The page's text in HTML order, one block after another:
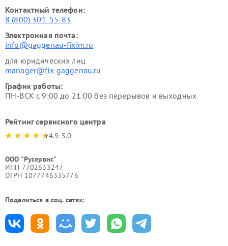
Контактный телефон:
8 (800) 301-55-83
Электронная почта:
info@gaggenau-fixim.ru
для юридических лиц
manager@fix-gaggenau.ru
График работы:
ПН-ВСК с 9:00 до 21:00 без перерывов и выходных
Рейтинг сервисного центра
4.9-5.0
ООО "Русервис"
ИНН 7702633247
ОГРН 1077746335776
Поделиться в соц. сетях: